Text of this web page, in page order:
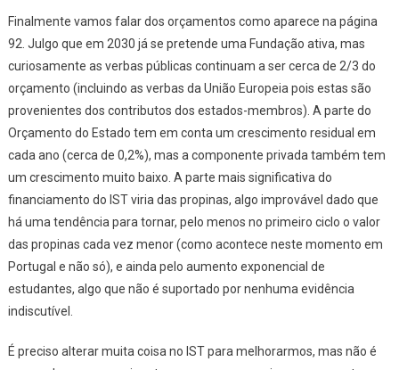
Finalmente vamos falar dos orçamentos como aparece na página
92. Julgo que em 2030 já se pretende uma Fundação ativa, mas
curiosamente as verbas públicas continuam a ser cerca de 2/3 do
orçamento (incluindo as verbas da União Europeia pois estas são
provenientes dos contributos dos estados-membros). A parte do
Orçamento do Estado tem em conta um crescimento residual em
cada ano (cerca de 0,2%), mas a componente privada também tem
um crescimento muito baixo. A parte mais significativa do
financiamento do IST viria das propinas, algo improvável dado que
há uma tendência para tornar, pelo menos no primeiro ciclo o valor
das propinas cada vez menor (como acontece neste momento em
Portugal e não só), e ainda pelo aumento exponencial de
estudantes, algo que não é suportado por nenhuma evidência
indiscutível.
É preciso alterar muita coisa no IST para melhorarmos, mas não é